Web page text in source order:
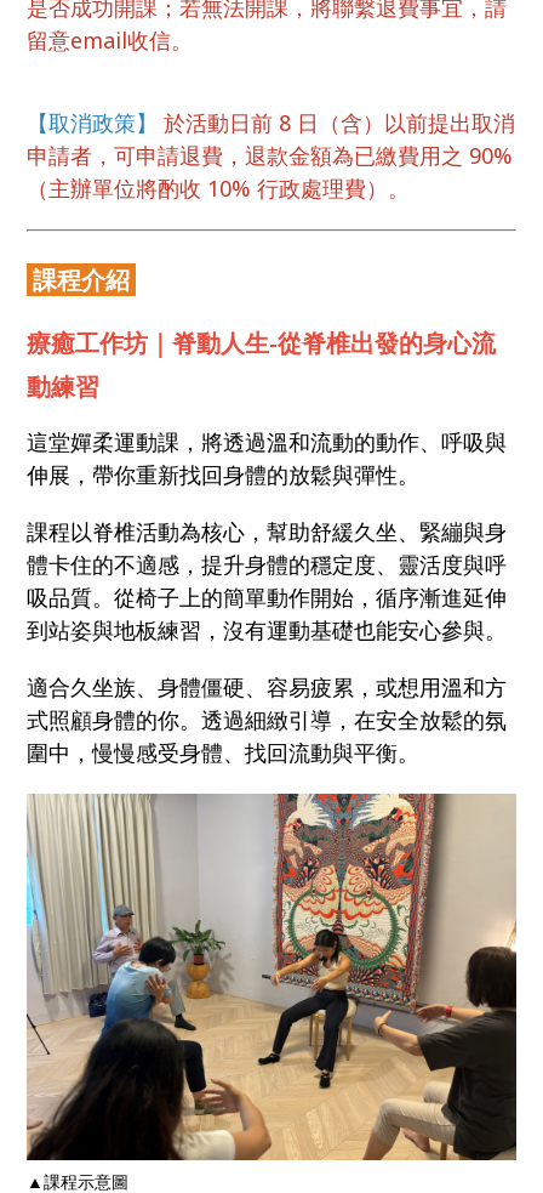
是否成功開課；若無法開課，將聯繫退費事宜，請
留意email收信。
【取消政策】
於活動日前 8 日（含）以前提出取消
申請者，可申請退費，退款金額為已繳費用之 90%
（主辦單位將酌收 10% 行政處理費）。
課程介紹
療癒工作坊｜脊動人生-從脊椎出發的身心流
動練習
這堂嬋柔運動課，將透過溫和流動的動作、呼吸與
伸展，帶你重新找回身體的放鬆與彈性。
課程以脊椎活動為核心，幫助舒緩久坐、緊繃與身
體卡住的不適感，提升身體的穩定度、靈活度與呼
吸品質。從椅子上的簡單動作開始，循序漸進延伸
到站姿與地板練習，沒有運動基礎也能安心參與。
適合久坐族、身體僵硬、容易疲累，或想用溫和方
式照顧身體的你。透過細緻引導，在安全放鬆的氛
圍中，慢慢感受身體、找回流動與平衡。
▲課程示意圖